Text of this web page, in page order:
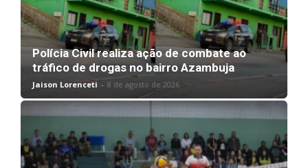
Polícia Civil realiza ação de combate ao
tráfico de drogas no bairro Azambuja
Jaison Lorenceti - 8 de agosto de 2026